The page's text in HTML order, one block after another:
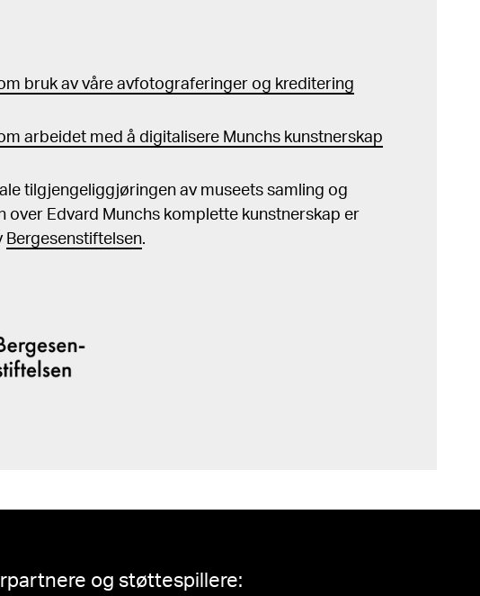
bruk av våre avfotograferinger og kreditering
arbeidet med å digitalisere Munchs kunstnerskap
tilgjengeliggjøringen av museets samling og
over Edvard Munchs komplette kunstnerskap er
Bergesenstiftelsen.
og støttespillere: